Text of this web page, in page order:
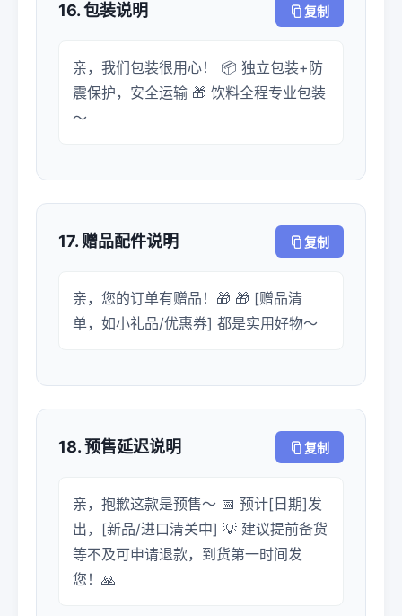
16. 包装说明 复制
亲，我们包装很用心！ 📦 独立包装+防
震保护，安全运输 🎁 饮料全程专业包装
～
17. 赠品配件说明 复制
亲，您的订单有赠品！🎁 🎁 [赠品清
单，如小礼品/优惠券] 都是实用好物～
18. 预售延迟说明 复制
亲，抱歉这款是预售～ 📅 预计[日期]发
出，[新品/进口清关中] 💡 建议提前备货
等不及可申请退款，到货第一时间发
您！🙏